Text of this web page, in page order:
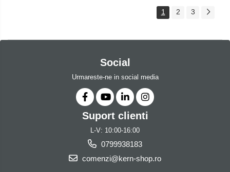
1 2 3
Social
Urmareste-ne in social media
Suport clienti
L-V: 10:00-16:00
0799938183
comenzi@kern-shop.ro